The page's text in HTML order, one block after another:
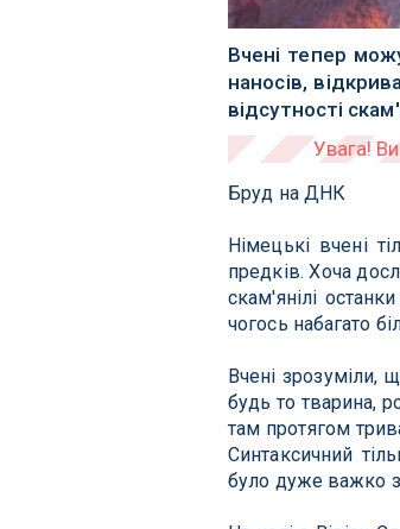
Вчені тепер
наносів,
відсутності
Бруд на ДНК
Німецькі вчені
предків.Хоча
скам'янілі
чогось набагато
Вчені зрозуміли,
будь то тварина,
там протягом
Синтаксичний
було дуже важко